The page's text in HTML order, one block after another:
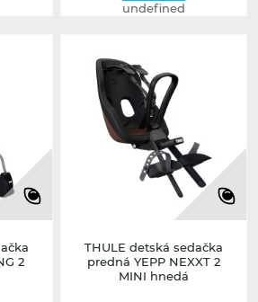
undefined
2
THULE detská sedačka
predná YEPP NEXXT 2
MINI hnedá